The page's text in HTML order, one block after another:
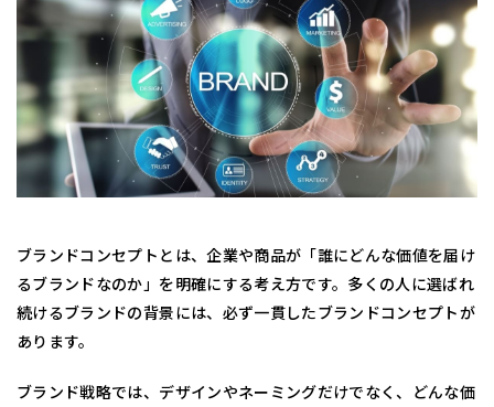
ブランドコンセプトとは、企業や商品が「誰にどんな価値を届け
るブランドなのか」を明確にする考え方です。多くの人に選ばれ
続けるブランドの背景には、必ず一貫したブランドコンセプトが
あります。
ブランド戦略では、デザインやネーミングだけでなく、どんな価